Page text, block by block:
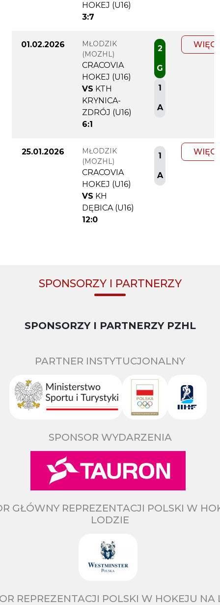
HOKEJ (U16)
3:7
01.02.2026
MŁODZIK
(MOZHL)
CRACOVIA
HOKEJ (U16)
VS KTH
KRYNICA-
ZDRÓJ (U16)
6:1
2
G
1
A
25.01.2026
MŁODZIK
(MOZHL)
CRACOVIA
HOKEJ (U16)
VS KH
DĘBICA (U16)
12:0
1
A
SPONSORZY I PARTNERZY
SPONSORZY I PARTNERZY PZHL
PARTNER INSTYTUCJONALNY
SPONSOR WYDARZENIA
GŁÓWNY REPREZENTACJI POLSKI W
LODZIE
REPREZENTACJI POLSKI W HOKEJU NA